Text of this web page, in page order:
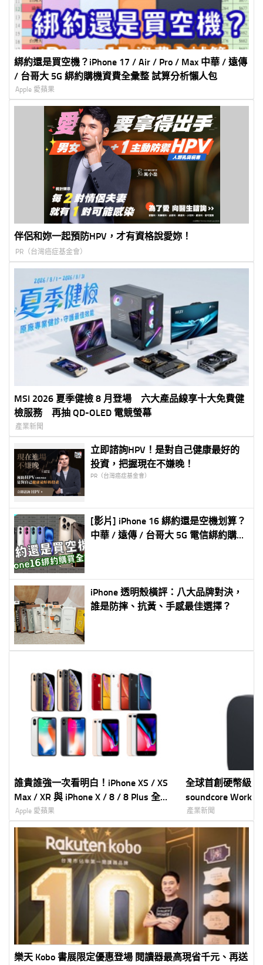
綁約還是買空機？iPhone 17 / Air / Pro / Max 中華 / 遠傳
/ 台哥大 5G 綁約購機資費全彙整 試算分析懶人包
Apple 愛蘋果
伴侶和妳一起預防HPV，才有資格說愛妳！
PR（台灣癌症基金會）
MSI 2026 夏季健檢 8 月登場 六大產品線享十大免費健
檢服務 再抽 QD-OLED 電競螢幕
產業新聞
立即諮詢HPV！是對自己健康最好的
投資，把握現在不嫌晚！
PR（台灣癌症基金會）
[影片] iPhone 16 綁約還是空機划算？
中華 / 遠傳 / 台哥大 5G 電信綁約購機
iPhone 透明殼橫評：八大品牌對決，
誰是防摔、抗黃、手感最佳選擇？
誰貴誰強一次看明白！iPhone XS / XS
Max / XR 與 iPhone X / 8 / 8 Plus 全規
格完整比較表！
Apple 愛蘋果
全球首創硬幣級
soundcore Work
錄，重塑高效工
產業新聞
樂天 Kobo 書展限定優惠登場 閱讀器最高現省千元、再送